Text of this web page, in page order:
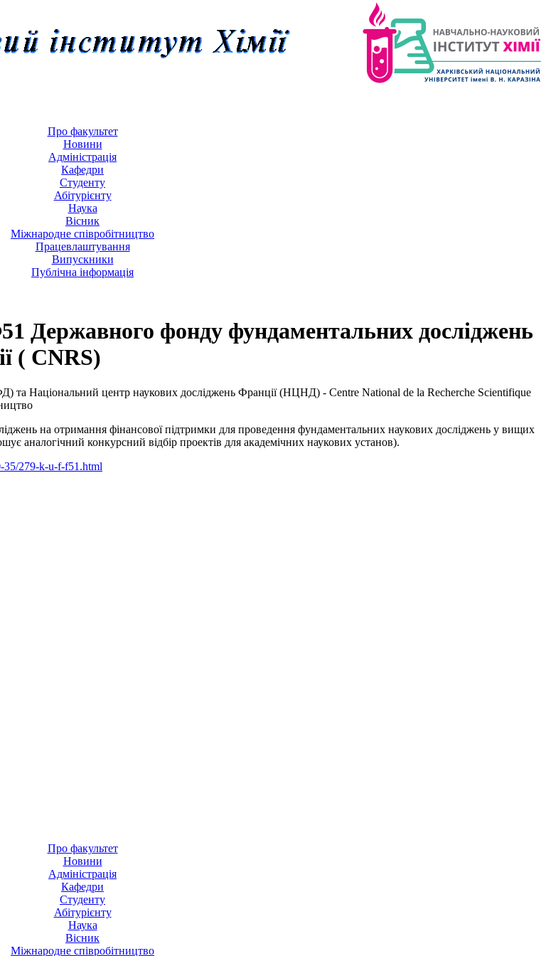
Про факультет
Новини
Адміністрація
Кафедри
Студенту
Абітурієнту
Наука
Вісник
Міжнародне співробітництво
Працевлаштування
Випускники
Публічна інформація
Державного фонду фундаментальних досліджень
( CNRS)
Національний центр наукових досліджень Франції (НЦНД) - Centre National de la Recherche Scientifique
на отримання фінансової підтримки для проведення фундаментальних наукових досліджень у вищих
аналогічний конкурсний відбір проектів для академічних наукових установ).
35/279-k-u-f-f51.html
Про факультет
Новини
Адміністрація
Кафедри
Студенту
Абітурієнту
Наука
Вісник
Міжнародне співробітництво